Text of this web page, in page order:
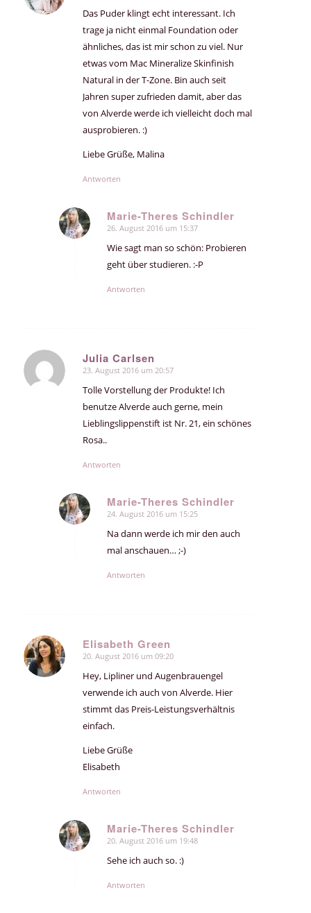
Das Puder klingt echt interessant. Ich
trage ja nicht einmal Foundation oder
ähnliches, das ist mir schon zu viel. Nur
etwas vom Mac Mineralize Skinfinish
Natural in der T-Zone. Bin auch seit
Jahren super zufrieden damit, aber das
von Alverde werde ich vielleicht doch mal
ausprobieren. :)
Liebe Grüße, Malina
Antworten
Marie-Theres Schindler
sagte:
26. August 2016 um 15:37
Wie sagt man so schön: Probieren
geht über studieren. :-P
Antworten
Julia Carlsen
sagte:
23. August 2016 um 20:57
Tolle Vorstellung der Produkte! Ich
benutze Alverde auch gerne, mein
Lieblingslippenstift ist Nr. 21, ein schönes
Rosa..
Antworten
Marie-Theres Schindler
sagte:
24. August 2016 um 15:25
Na dann werde ich mir den auch
mal anschauen… ;-)
Antworten
Elisabeth Green
sagte:
20. August 2016 um 09:20
Hey, Lipliner und Augenbrauengel
verwende ich auch von Alverde. Hier
stimmt das Preis-Leistungsverhältnis
einfach.
Liebe Grüße
Elisabeth
Antworten
Marie-Theres Schindler
sagte:
20. August 2016 um 19:48
Sehe ich auch so. :)
Antworten